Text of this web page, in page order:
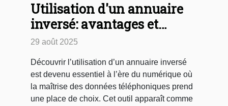
Utilisation d'un annuaire
inversé: avantages et
fonctionnement
29 août 2025
Découvrir l’utilisation d’un annuaire inversé
est devenu essentiel à l’ère du numérique où
la maîtrise des données téléphoniques prend
une place de choix. Cet outil apparaît comme